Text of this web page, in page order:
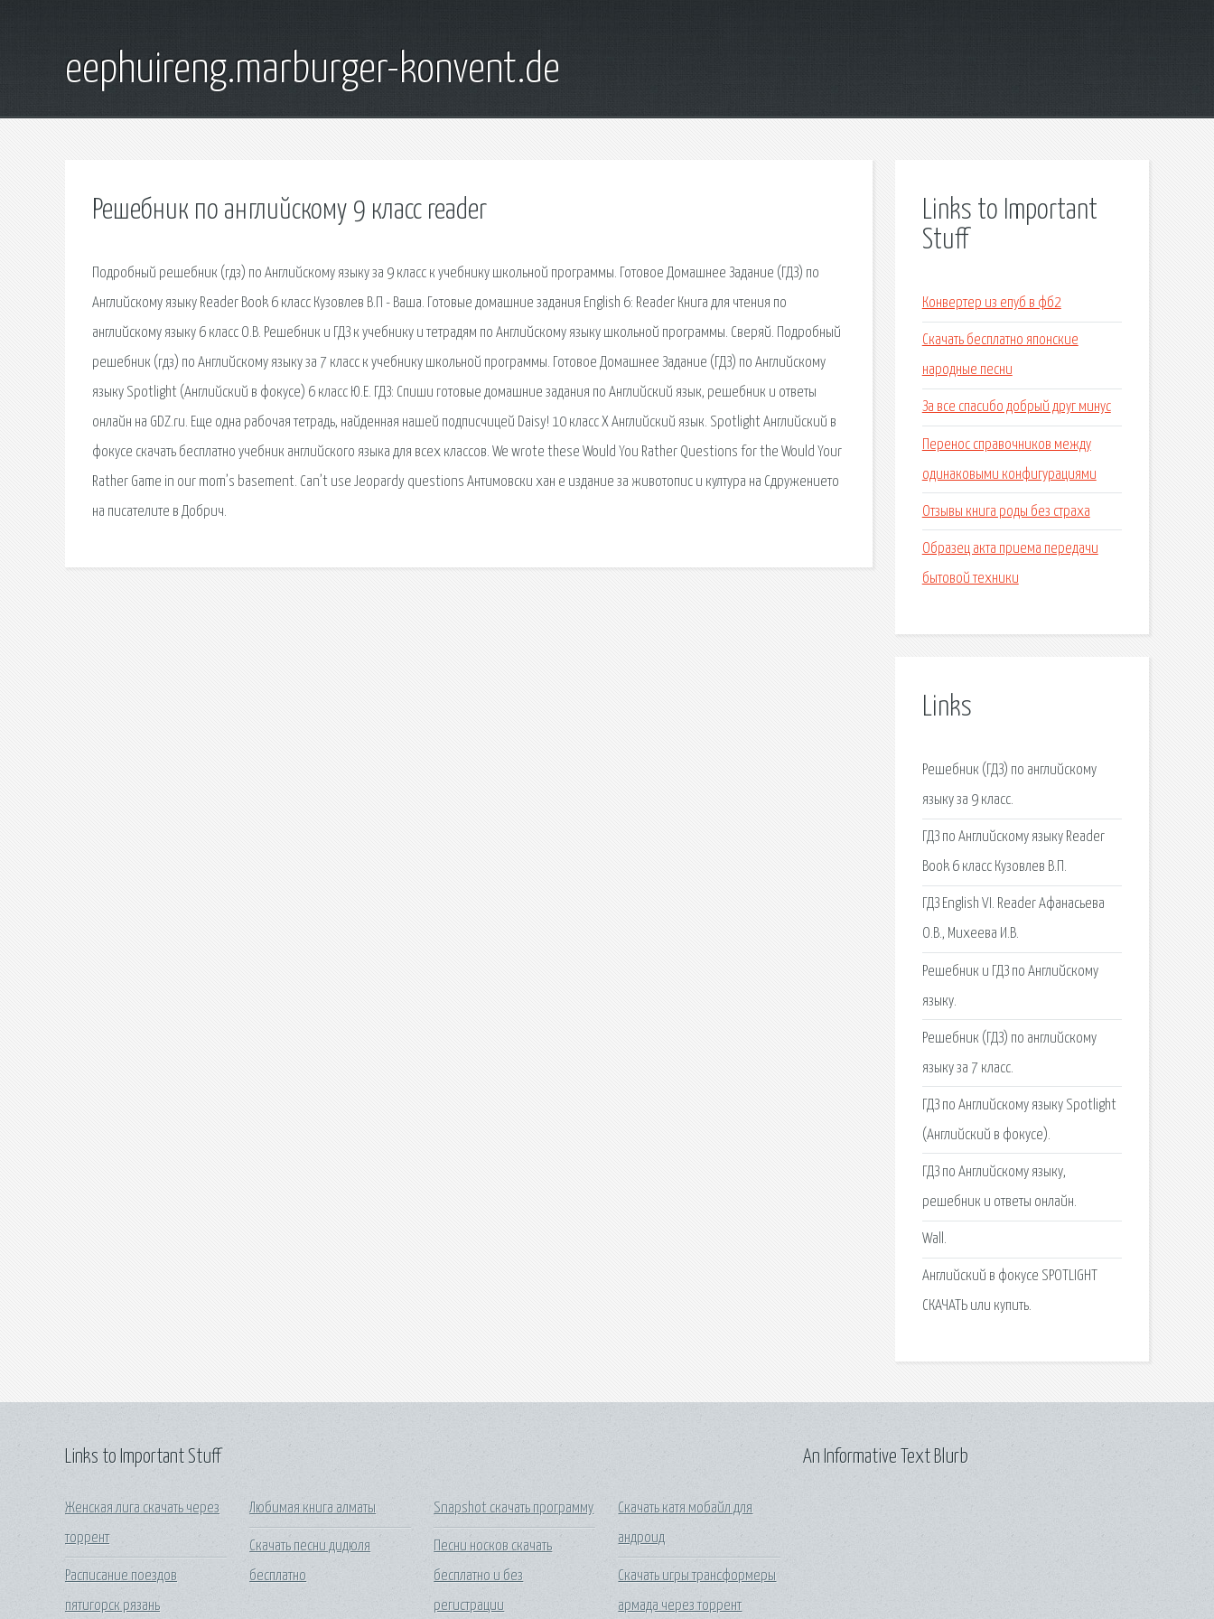
eephuireng.marburger-konvent.de
Решебник по английскому 9 класс reader
Подробный решебник (гдз) по Английскому языку за 9 класс к учебнику школьной программы. Готовое Домашнее Задание (ГДЗ) по
Английскому языку Reader Book 6 класс Кузовлев В.П - Ваша. Готовые домашние задания English 6: Reader Книга для чтения по
английскому языку 6 класс О.В. Решебник и ГДЗ к учебнику и тетрадям по Английскому языку школьной программы. Сверяй. Подробный
решебник (гдз) по Английскому языку за 7 класс к учебнику школьной программы. Готовое Домашнее Задание (ГДЗ) по Английскому
языку Spotlight (Английский в фокусе) 6 класс Ю.Е. ГДЗ: Спиши готовые домашние задания по Английский язык, решебник и ответы
онлайн на GDZ.ru. Еще одна рабочая тетрадь, найденная нашей подписчицей Daisy! 10 класс X Английский язык. Spotlight Английский в
фокусе скачать бесплатно учебник английского языка для всех классов. We wrote these Would You Rather Questions for the Would Your
Rather Game in our mom’s basement. Can’t use Jeopardy questions Антимовски хан е издание за животопис и култура на Сдружението
на писателите в Добрич.
Links to Important
Stuff
Конвертер из епуб в фб2
Скачать бесплатно японские
народные песни
За все спасибо добрый друг минус
Перенос справочников между
одинаковыми конфигурациями
Отзывы книга роды без страха
Образец акта приема передачи
бытовой техники
Links
Решебник (ГДЗ) по английскому
языку за 9 класс.
ГДЗ по Английскому языку Reader
Book 6 класс Кузовлев В.П.
ГДЗ English VI. Reader Афанасьева
О.В., Михеева И.В.
Решебник и ГДЗ по Английскому
языку.
Решебник (ГДЗ) по английскому
языку за 7 класс.
ГДЗ по Английскому языку Spotlight
(Английский в фокусе).
ГДЗ по Английскому языку,
решебник и ответы онлайн.
Wall.
Английский в фокусе SPOTLIGHT
СКАЧАТЬ или купить.
Links to Important Stuff
Женская лига скачать через
торрент
Расписание поездов
пятигорск рязань
Любимая книга алматы
Скачать песни дидюля
бесплатно
Snapshot скачать программу
Песни носков скачать
бесплатно и без
регистрации
Скачать катя мобайл для
андроид
Скачать игры трансформеры
армада через торрент
An Informative Text Blurb